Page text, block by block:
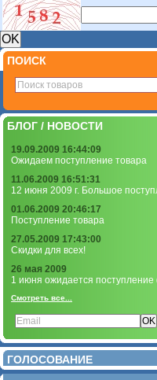
ПОИСК
БЛОГ / НОВОСТИ
19.09.2009 16:44:09
Ожидаем поступление товара
11.06.2009 16:51:31
12 июня 2009 г. Большое
01.06.2009 20:46:17
Поступление товара
27.05.2009 17:43:00
Скидки для всех!
26 мая 2009
1 июня ожидается поступление
Смотреть все...
ГОЛОСОВАНИЕ